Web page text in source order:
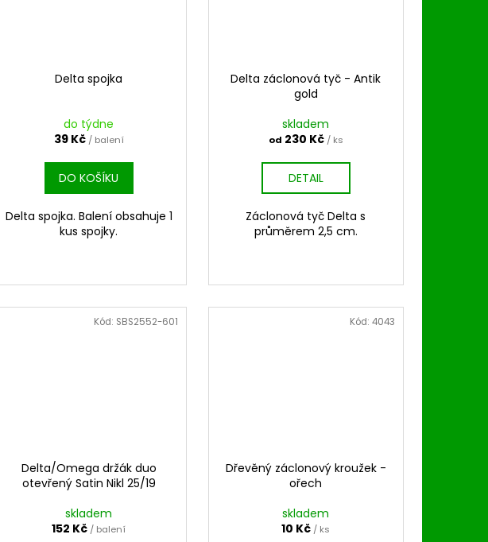
Delta spojka
do týdne
39 Kč / balení
DO KOŠÍKU
Delta spojka. Balení obsahuje 1
kus spojky.
Delta záclonová tyč - Antik
gold
skladem
od 230 Kč / ks
DETAIL
Záclonová tyč Delta s
průměrem 2,5 cm.
Delta/Omega držák duo
otevřený Satin Nikl 25/19
skladem
152 Kč / balení
Kód: SBS2552-601
Dřevěný záclonový kroužek -
ořech
skladem
10 Kč / ks
Kód: 4043